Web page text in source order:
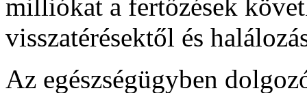
milliókat a fertőzések
visszatérésektől és
Az egészségügyben